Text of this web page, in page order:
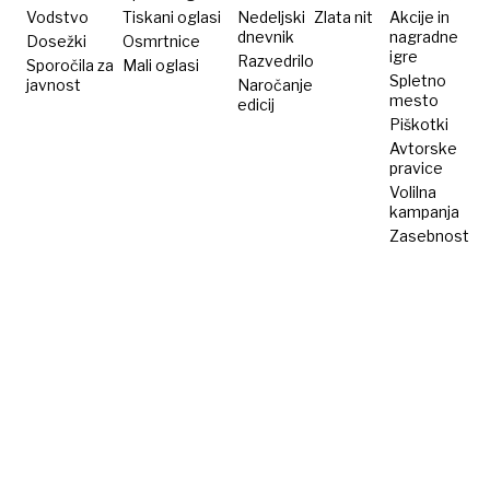
Vodstvo
Dosežki
Sporočila za
javnost
Tiskani oglasi
Osmrtnice
Mali oglasi
Nedeljski
dnevnik
Razvedrilo
Naročanje
edicij
Zlata nit
Akcije in
nagradne
igre
Spletno
mesto
Piškotki
Avtorske
pravice
Volilna
kampanja
Zasebnost